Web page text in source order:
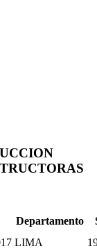
Departamento
LIMA